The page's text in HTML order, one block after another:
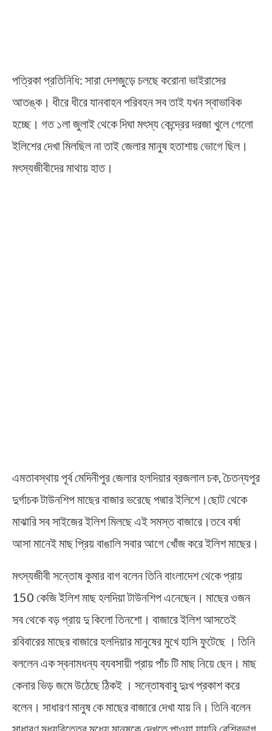
পত্রিকা প্রতিনিধি: সারা দেশজুড়ে চলছে করোনা ভাইরাসের
আতঙ্ক। ধীরে ধীরে যানবাহন পরিবহন সব তাই যখন স্বাভাবিক
হচ্ছে। গত ১লা জুলাই থেকে দিঘা মৎস্য কেন্দ্রের দরজা খুলে গেলো
ইলিশের দেখা মিলছিল না তাই জেলার মানুষ হতাশায় ভোগে ছিল।
মৎস্যজীবীদের মাথায় হাত।
এমতাবস্থায় পূর্ব মেদিনীপুর জেলার হলদিয়ার ব্রজলাল চক, চৈতন্যপুর
দুর্গাচক টাউনশিপ মাছের বাজার ভরেছে পদ্মার ইলিশে।ছোট থেকে
মাঝারি সব সাইজের ইলিশ মিলছে এই সমস্ত বাজারে।তবে বর্ষা
আসা মানেই মাছ প্রিয় বাঙালি সবার আগে খোঁজ করে ইলিশ মাছের।
মৎস্যজীবী সন্তোষ কুমার বাগ বলেন তিনি বাংলাদেশ থেকে প্রায়
150 কেজি ইলিশ মাছ হলদিয়া টাউনশিপ এনেছেন। মাছের ওজন
সব থেকে বড় প্রায় দু কিলো তিনশো। বাজারে ইলিশ আসতেই
রবিবারের মাছের বাজারে হলদিয়ার মানুষের মুখে হাসি ফুটেছে । তিনি
বললেন এক স্বনামধন্য ব্যবসায়ী প্রায় পাঁচ টি মাছ নিয়ে ছেন। মাছ
কেনার ভিড় জমে উঠেছে ঠিকই । সন্তোষবাবু দুঃখ প্রকাশ করে
বলেন। সাধারণ মানুষ কে মাছের বাজারে দেখা যায় নি। তিনি বলেন